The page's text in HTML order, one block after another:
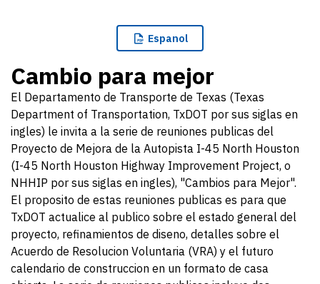
Espanol
Cambio para mejor
El Departamento de Transporte de Texas (Texas
Department of Transportation, TxDOT por sus siglas en
ingles) le invita a la serie de reuniones publicas del
Proyecto de Mejora de la Autopista I-45 North Houston
(I-45 North Houston Highway Improvement Project, o
NHHIP por sus siglas en ingles), "Cambios para Mejor".
El proposito de estas reuniones publicas es para que
TxDOT actualice al publico sobre el estado general del
proyecto, refinamientos de diseno, detalles sobre el
Acuerdo de Resolucion Voluntaria (VRA) y el futuro
calendario de construccion en un formato de casa